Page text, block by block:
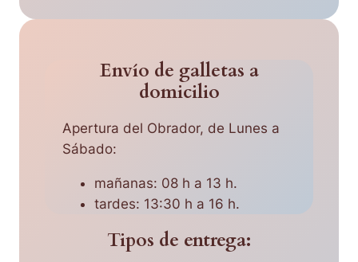
Envío de galletas a
domicilio
Apertura del Obrador, de Lunes a
Sábado:
mañanas: 08 h a 13 h.
tardes: 13:30 h a 16 h.
Tipos de entrega: